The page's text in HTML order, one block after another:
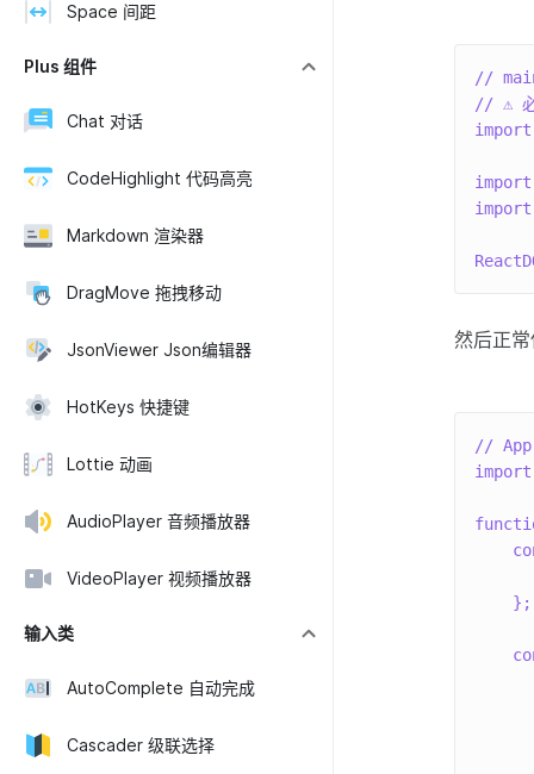
Space 间距
Plus 组件
Chat 对话
CodeHighlight 代码高亮
Markdown 渲染器
DragMove 拖拽移动
JsonViewer Json编辑器
HotKeys 快捷键
Lottie 动画
AudioPlayer 音频播放器
VideoPlayer 视频播放器
输入类
AutoComplete 自动完成
Cascader 级联选择
//
// ⚠️ 必
import
import
import
然后正
//
import
} ;